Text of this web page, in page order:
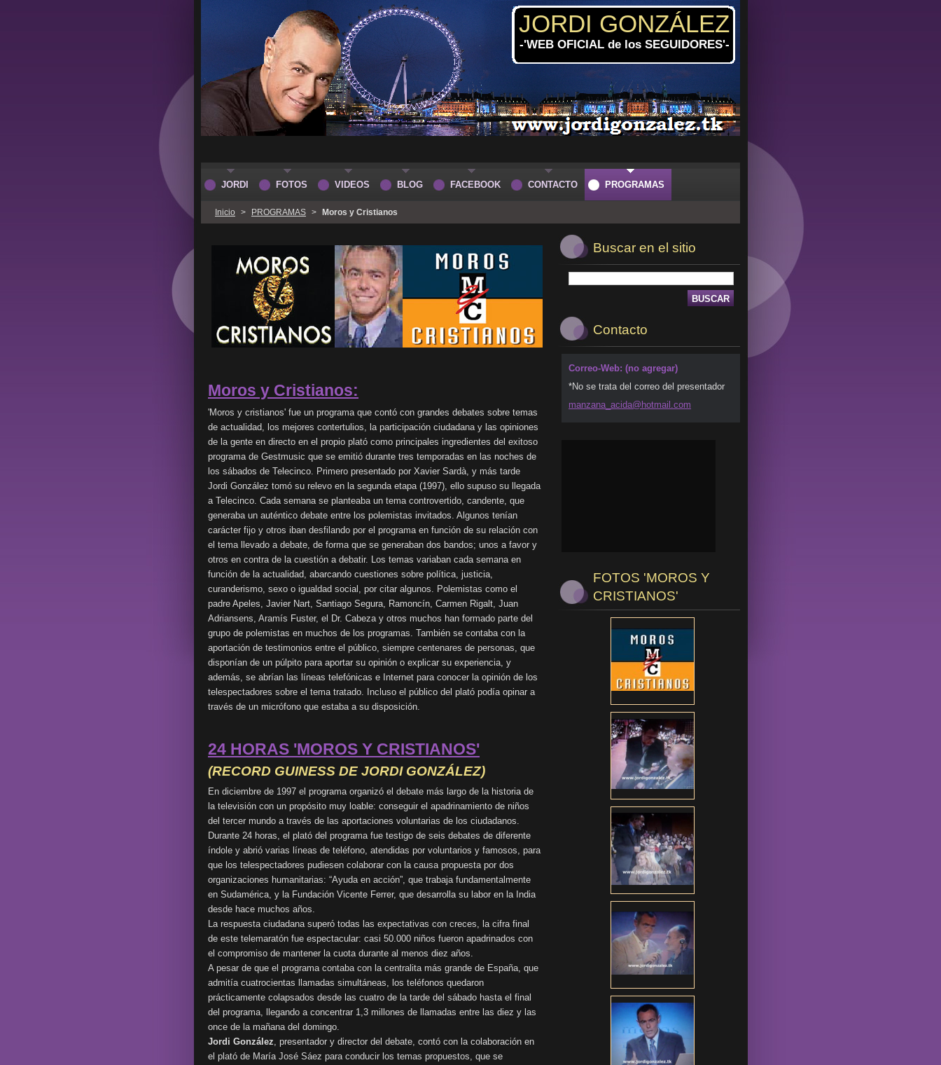
JORDI GONZÁLEZ
-'WEB OFICIAL de los SEGUIDORES'-
Inicio > PROGRAMAS > Moros y Cristianos
Moros y Cristianos:
'Moros y cristianos' fue un programa que contó con grandes debates sobre temas
de actualidad, los mejores contertulios, la participación ciudadana y las opiniones
de la gente en directo en el propio plató como principales ingredientes del exitoso
programa de Gestmusic que se emitió durante tres temporadas en las noches de
los sábados de Telecinco. Primero presentado por Xavier Sardà, y más tarde
Jordi González tomó su relevo en la segunda etapa (1997), ello supuso su llegada
a Telecinco. Cada semana se planteaba un tema controvertido, candente, que
generaba un auténtico debate entre los polemistas invitados. Algunos tenían
carácter fijo y otros iban desfilando por el programa en función de su relación con
el tema llevado a debate, de forma que se generaban dos bandos; unos a favor y
otros en contra de la cuestión a debatir. Los temas variaban cada semana en
función de la actualidad, abarcando cuestiones sobre política, justicia,
curanderismo, sexo o igualdad social, por citar algunos. Polemistas como el
padre Apeles, Javier Nart, Santiago Segura, Ramoncín, Carmen Rigalt, Juan
Adriansens, Aramís Fuster, el Dr. Cabeza y otros muchos han formado parte del
grupo de polemistas en muchos de los programas. También se contaba con la
aportación de testimonios entre el público, siempre centenares de personas, que
disponían de un púlpito para aportar su opinión o explicar su experiencia, y
además, se abrían las líneas telefónicas e Internet para conocer la opinión de los
telespectadores sobre el tema tratado. Incluso el público del plató podía opinar a
través de un micrófono que estaba a su disposición.
24 HORAS 'MOROS Y CRISTIANOS'
(RECORD GUINESS DE JORDI GONZÁLEZ)
En diciembre de 1997 el programa organizó el debate más largo de la historia de
la televisión con un propósito muy loable: conseguir el apadrinamiento de niños
del tercer mundo a través de las aportaciones voluntarias de los ciudadanos.
Durante 24 horas, el plató del programa fue testigo de seis debates de diferente
índole y abrió varias líneas de teléfono, atendidas por voluntarios y famosos, para
que los telespectadores pudiesen colaborar con la causa propuesta por dos
organizaciones humanitarias: “Ayuda en acción”, que trabaja fundamentalmente
en Sudamérica, y la Fundación Vicente Ferrer, que desarrolla su labor en la India
desde hace muchos años.
La respuesta ciudadana superó todas las expectativas con creces, la cifra final
de este telemaratón fue espectacular: casi 50.000 niños fueron apadrinados con
el compromiso de mantener la cuota durante al menos diez años.
A pesar de que el programa contaba con la centralita más grande de España, que
admitía cuatrocientas llamadas simultáneas, los teléfonos quedaron
prácticamente colapsados desde las cuatro de la tarde del sábado hasta el final
del programa, llegando a concentrar 1,3 millones de llamadas entre las diez y las
once de la mañana del domingo.
Jordi González, presentador y director del debate, contó con la colaboración en
el plató de María José Sáez para conducir los temas propuestos, que se
Buscar en el sitio
Contacto
Correo-Web: (no agregar)
*No se trata del correo del presentador
manzana_ acida@hotmail.com
FOTOS 'MOROS Y
CRISTIANOS'
JORDI FOTOS VIDEOS BLOG FACEBOOK CONTACTO PROGRAMAS